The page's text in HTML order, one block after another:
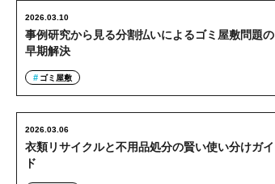
事例研究から見る分割払いによるゴミ屋敷問題の
早期解決
2026.03.10
ゴミ屋敷
衣類リサイクルと不用品処分の賢い使い分けガイ
ド
2026.03.06